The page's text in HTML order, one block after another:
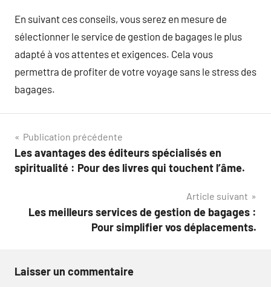
En suivant ces conseils, vous serez en mesure de
sélectionner le service de gestion de bagages le plus
adapté à vos attentes et exigences. Cela vous
permettra de profiter de votre voyage sans le stress des
bagages.
Navigation
de
Publication précédente
Les avantages des éditeurs spécialisés en
spiritualité : Pour des livres qui touchent l’âme.
Article suivant
Les meilleurs services de gestion de bagages :
Pour simplifier vos déplacements.
Laisser un commentaire